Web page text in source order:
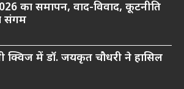
का समापन, वाद-विवाद, कूटनीति
संगम
क्विज में डॉ. जयकृत चौधरी ने हासिल